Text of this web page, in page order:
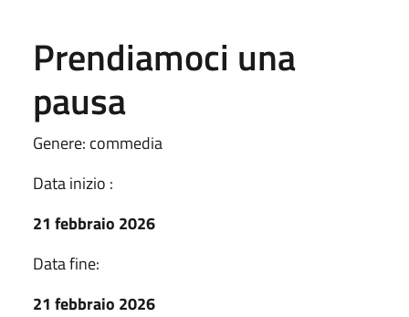
Prendiamoci una
pausa
Genere: commedia
Data inizio :
21 febbraio 2026
Data fine:
21 febbraio 2026